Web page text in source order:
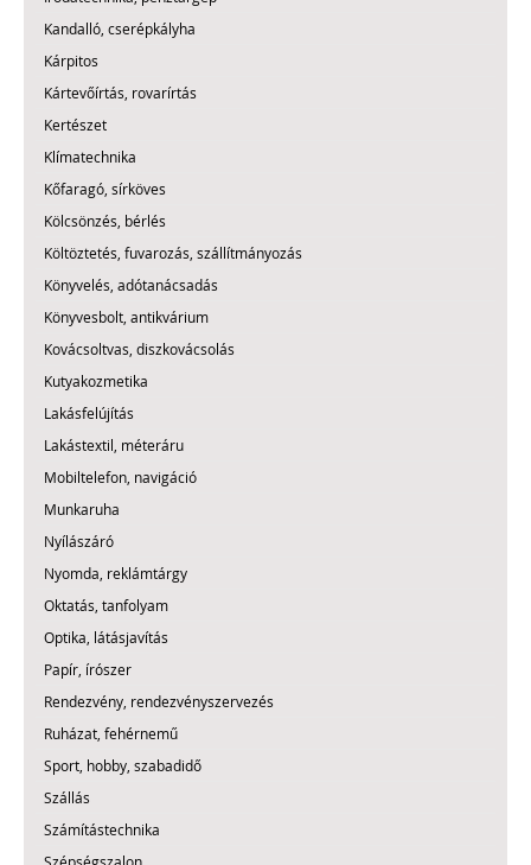
Kandalló, cserépkályha
Kárpitos
Kártevőírtás, rovarírtás
Kertészet
Klímatechnika
Kőfaragó, sírköves
Kölcsönzés, bérlés
Költöztetés, fuvarozás, szállítmányozás
Könyvelés, adótanácsadás
Könyvesbolt, antikvárium
Kovácsoltvas, diszkovácsolás
Kutyakozmetika
Lakásfelújítás
Lakástextil, méteráru
Mobiltelefon, navigáció
Munkaruha
Nyílászáró
Nyomda, reklámtárgy
Oktatás, tanfolyam
Optika, látásjavítás
Papír, írószer
Rendezvény, rendezvényszervezés
Ruházat, fehérnemű
Sport, hobby, szabadidő
Szállás
Számítástechnika
Szépségszalon